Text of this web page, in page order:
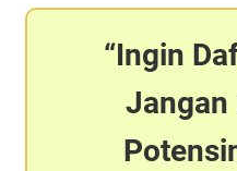
Ingin
Jangan